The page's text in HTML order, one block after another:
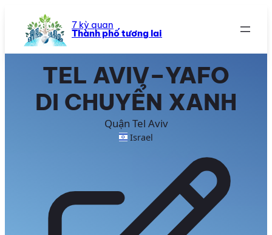
7 kỳ quan
Thành phố tương lai
TEL AVIV–YAFO
DI CHUYỂN XANH
Quận Tel Aviv
Israel